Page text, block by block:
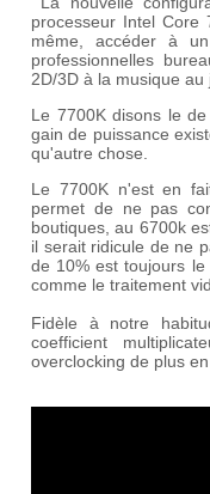
processeur Intel Core
même, accéder à
professionnelles
2D/3D à la musique au
Le 7700K disons le
gain de puissance
qu'autre chose.
Le 7700K n'est en
permet de ne pas
boutiques, au 6700k
il serait ridicule de ne
de 10% est toujours
comme le traitement
Fidèle à notre
coefficient
overclocking de plus en